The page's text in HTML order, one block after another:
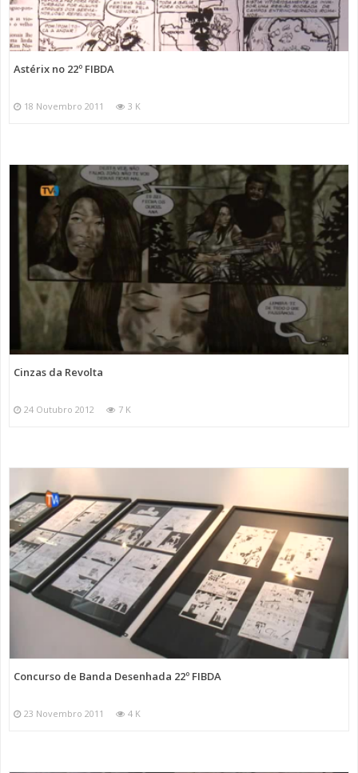
Astérix no 22º FIBDA
18 Novembro 2011 3 K
Cinzas da Revolta
24 Outubro 2012 7 K
Concurso de Banda Desenhada 22º FIBDA
23 Novembro 2011 4 K